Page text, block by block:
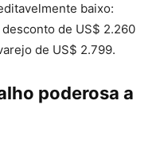
baixo:
de US$ 2.260
de US$ 2.799.
poderosa a